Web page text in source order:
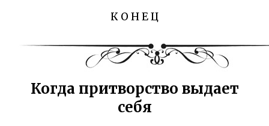
К О Н Е Ц
Когда притворство выдает
себя